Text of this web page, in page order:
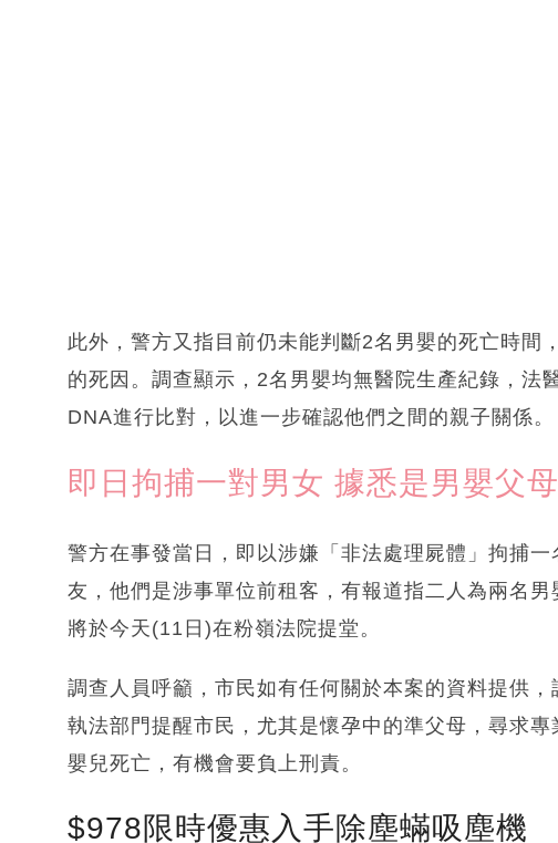
此外，警方又指目前仍未能判斷2名男嬰的死亡時間
的死因。調查顯示，2名男嬰均無醫院生產紀錄，法
DNA進行比對，以進一步確認他們之間的親子關係。
即日拘捕一對男女 據悉是男嬰父母
警方在事發當日，即以涉嫌「非法處理屍體」拘捕
友，他們是涉事單位前租客，有報道指二人為兩名
將於今天(11日)在粉嶺法院提堂。
調查人員呼籲，市民如有任何關於本案的資料提供
執法部門提醒市民，尤其是懷孕中的準父母，尋求
嬰兒死亡，有機會要負上刑責。
$978限時優惠入手除塵蟎吸塵機